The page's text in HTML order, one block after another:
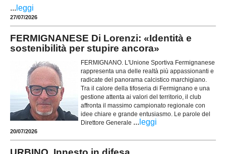
... leggi
27/07/2026
FERMIGNANESE Di Lorenzi: «Identità e
sostenibilità per stupire ancora»
FERMIGNANO. L'Unione Sportiva Fermignanese
rappresenta una delle realtà più appassionanti e
radicate del panorama calcistico marchigiano.
Tra il calore della tifoseria di Fermignano e una
gestione attenta ai valori del territorio, il club
affronta il massimo campionato regionale con
idee chiare e grande entusiasmo. Le parole del
Direttore Generale ... leggi
20/07/2026